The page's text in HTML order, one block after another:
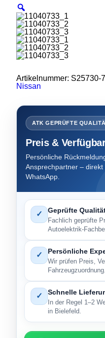
Artikelnummer: S25730-7
Nissan
ATK GEPRÜFTE
Preis &
Persönliche
Ansprechpartner –
WhatsApp.
✓ Geprüfte
Fachlich geprüfte
Autoelektrik-
✓ Persönliche
Wir prüfen Preis,
Fahrzeugzuordnung.
✓ Schnelle
In der Regel 1–2
in Bielefeld.